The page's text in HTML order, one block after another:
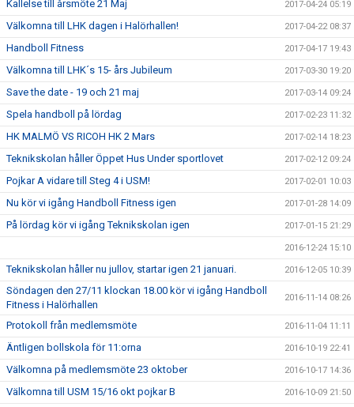
Kallelse till årsmöte 21 Maj 2017-04-24 05:19
Välkomna till LHK dagen i Halörhallen! 2017-04-22 08:37
Handboll Fitness 2017-04-17 19:43
Välkomna till LHK´s 15- års Jubileum 2017-03-30 19:20
Save the date - 19 och 21 maj 2017-03-14 09:24
Spela handboll på lördag 2017-02-23 11:32
HK MALMÖ VS RICOH HK 2 Mars 2017-02-14 18:23
Teknikskolan håller Öppet Hus Under sportlovet 2017-02-12 09:24
Pojkar A vidare till Steg 4 i USM! 2017-02-01 10:03
Nu kör vi igång Handboll Fitness igen 2017-01-28 14:09
På lördag kör vi igång Teknikskolan igen 2017-01-15 21:29
2016-12-24 15:10
Teknikskolan håller nu jullov, startar igen 21 januari. 2016-12-05 10:39
Söndagen den 27/11 klockan 18.00 kör vi igång Handboll
Fitness i Halörhallen
2016-11-14 08:26
Protokoll från medlemsmöte 2016-11-04 11:11
Äntligen bollskola för 11:orna 2016-10-19 22:41
Välkomna på medlemsmöte 23 oktober 2016-10-17 14:36
Välkomna till USM 15/16 okt pojkar B 2016-10-09 21:50